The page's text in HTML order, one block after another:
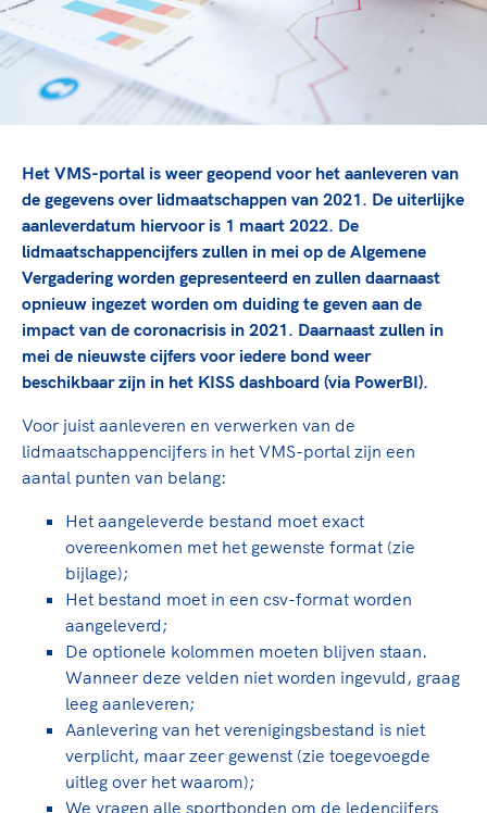
Sportonderzoek
Sportakkoord II
TeamNL kids
Olympische geschiedenis
Nieuwspagina
Columns
Sport gaat niet vanzelf
Sport verenigt. Op sportclubs, pleintjes, tijdens
een rondje fietsen, door samen te skaten of naar
de sportschool te gaan. Door samen te juichen
voor Sifan Hassan, Rico Verhoeven, Diede de
Groot en het Nederlands Elftal. Of met trots te
genieten van de karatewedstrijd van je dochter,
de halve marathon van je moeder of de
hockeywedstrijd van je buurjongen.
Lees verder
Veilige en integere sport
Diversiteit en inclusie
Gezonde sportomgeving
Duurzaamheid
Vitale clubs en bestuurlijk kader
Sportmatch
Clubacties
Handboek Wet- en Regelgeving
Opleidingen en trainingen
High5 Stappenplan
Ruimte voor sport
Clubondersteuning
Beroepskrachten
Samen voor een veilige
sportomgeving
Voor welk gedrag staat de club? Wat mag wel
langs de lijn, in de kleedkamer, kantine en online?
En wat mag vooral niet? Een gedragscode geeft
hier richting aan en is dus een belangrijk
onderdeel van het clubbeleid rondom gewenst en
ongewenst gedrag.
TeamNL Academie Kalender
Kennisaanbod TeamNL Experts
TeamNL Sport Science Centre
Olympische Spelen LA28
Paralympische Spelen LA28
Europese Spelen Istanbul 2027
Topsportbeleid
Topsportfinanciering
Maatschappelijke waarde topsport
Top teamsportcompetities
De TeamNL Academie biedt een leer- en
ontwikkelprogramma voor de volgende functies
binnen TeamNL programma's: experts, coaches,
bestuurders, (technisch) directeuren, managers en
toekomstig kader.
Lees verder
Het VMS-portal is weer geopend voor het aanleveren van
de gegevens over lidmaatschappen van 2021. De uiterlijke
aanleverdatum hiervoor is 1 maart 2022. De
lidmaatschappencijfers zullen in mei op de Algemene
Vergadering worden gepresenteerd en zullen daarnaast
opnieuw ingezet worden om duiding te geven aan de
impact van de coronacrisis in 2021. Daarnaast zullen in
mei de nieuwste cijfers voor iedere bond weer
beschikbaar zijn in het KISS dashboard (via PowerBI).
Voor juist aanleveren en verwerken van de
lidmaatschappencijfers in het VMS-portal zijn een
aantal punten van belang:
Het aangeleverde bestand moet exact
overeenkomen met het gewenste format (zie
bijlage);
Het bestand moet in een csv-format worden
aangeleverd;
De optionele kolommen moeten blijven staan.
Wanneer deze velden niet worden ingevuld, graag
leeg aanleveren;
Aanlevering van het verenigingsbestand is niet
verplicht, maar zeer gewenst (zie toegevoegde
uitleg over het waarom);
We vragen alle sportbonden om de ledencijfers